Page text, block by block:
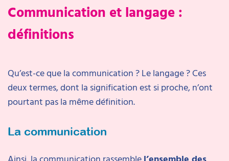
Communication et langage :
définitions
Qu’est-ce que la communication ? Le langage ? Ces
deux termes, dont la signification est si proche, n’ont
pourtant pas la même définition.
La communication